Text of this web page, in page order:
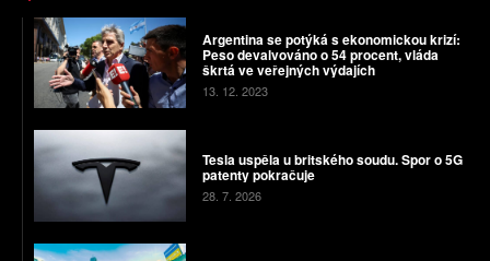
Argentina se potýká s ekonomickou krizí:
Peso devalvováno o 54 procent, vláda
škrtá ve veřejných výdajích
13. 12. 2023
Tesla uspěla u britského soudu. Spor o 5G
patenty pokračuje
28. 7. 2026